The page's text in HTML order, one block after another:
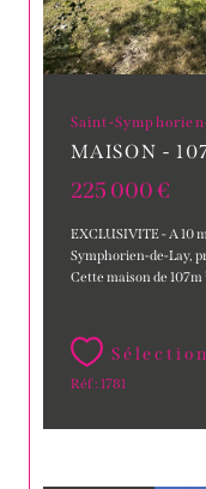
Saint-
MAISON -
225 000 €
EXCLUSIVITE - A 10
Symphorien-de-Lay,
Cette maison de 107m
Réf : 1781